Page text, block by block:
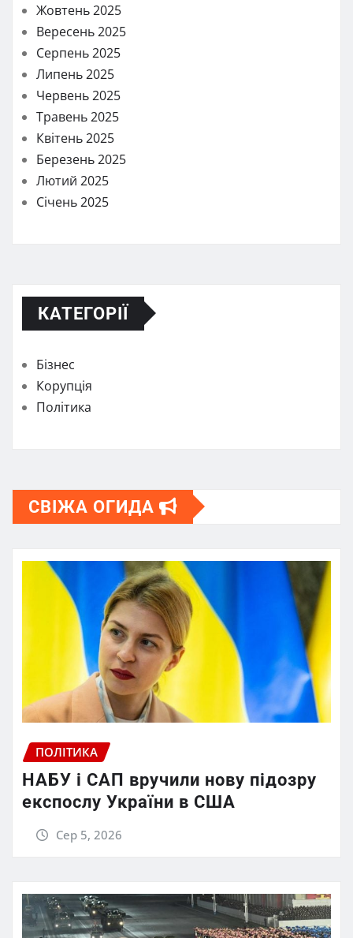
Жовтень 2025
Вересень 2025
Серпень 2025
Липень 2025
Червень 2025
Травень 2025
Квітень 2025
Березень 2025
Лютий 2025
Січень 2025
КАТЕГОРІЇ
Бізнес
Корупція
Політика
СВІЖА ОГИДА
ПОЛІТИКА
НАБУ і САП вручили нову підозру
експослу України в США
Сер 5, 2026